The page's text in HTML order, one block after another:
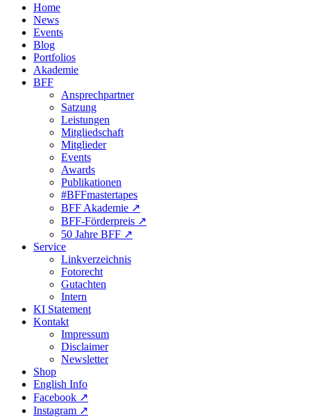
Home
News
Events
Blog
Portfolios
Akademie
BFF
Ansprechpartner
Satzung
Leistungen
Mitgliedschaft
Mitglieder
Events
Awards
Publikationen
#BFFmastertapes
BFF Akademie ↗︎
BFF-Förderpreis ↗︎
50 Jahre BFF ↗︎
Service
Linkverzeichnis
Fotorecht
Gutachten
Intern
KI Statement
Kontakt
Impressum
Disclaimer
Newsletter
Shop
English Info
Facebook ↗︎
Instagram ↗︎